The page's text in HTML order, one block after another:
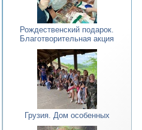
Рождественский подарок.
Благотворительная акция
Грузия. Дом особенных